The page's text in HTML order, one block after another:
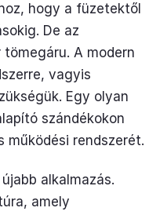
hogy a füzetektől
De az
A modern
vagyis
Egy olyan
szándékokon
működési rendszerét.
alkalmazás.
amely